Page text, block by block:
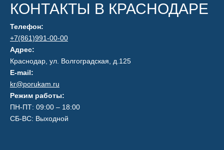
КОНТАКТЫ В КРАСНОДАРЕ
Телефон:
+7(861)991-00-00
Адрес:
Краснодар, ул. Волгоградская, д.125
E-mail:
kr@porukam.ru
Режим работы:
ПН-ПТ: 09:00 – 18:00
СБ-ВС: Выходной